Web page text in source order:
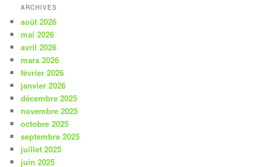
ARCHIVES
août 2026
mai 2026
avril 2026
mars 2026
février 2026
janvier 2026
décembre 2025
novembre 2025
octobre 2025
septembre 2025
juillet 2025
juin 2025